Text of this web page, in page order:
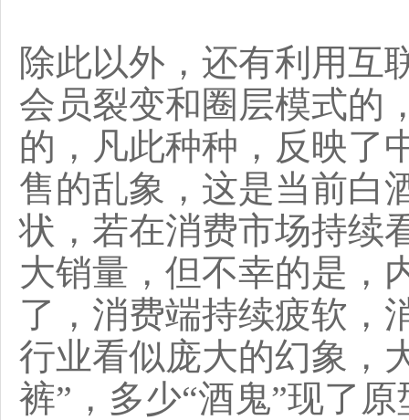
除此以外，还有利用互
会员裂变和圈层模式的
的，凡此种种，反映了
售的乱象，这是当前白
状，若在消费市场持续
大销量，但不幸的是，
了，消费端持续疲软，
行业看似庞大的幻象，
裤”，多少“酒鬼”现了原